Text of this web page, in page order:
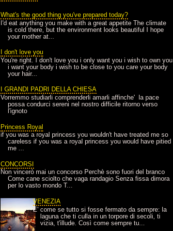
What's the good thing you've prepared today?
I'd eat anything you make with a great appetite The climate
is cold there, but the environment looks beautiful I hope
your mother at...
I don't love you
You're right. I don't love you i only want you i wish to own you
i want your body i wish to be close to you care your body
your hair...
I GRANDI PADRI DELLA CHIESA
Vorremmo studiarli comprenderli amarli affinche' la pace
possa condurci sereni nel nostro difficile ritorno verso
l'ignoto
Princess Royal
if you was a royal princess you wouldn't have treated me so
careless if you was a royal princess you would have pitied
me ...
CONCORSI
Non vincerò mai un concorso Perchè sono fuori del branco
Come cane sciolto che vaga randagio Senza fissa dimora
per lo vasto mondo T...
VENEZIA
E' come se tutto si fosse fermato da sempre: la
laguna che ti culla in un torpore di secoli, ti
vizia, t'illude. Così come sempre tu...